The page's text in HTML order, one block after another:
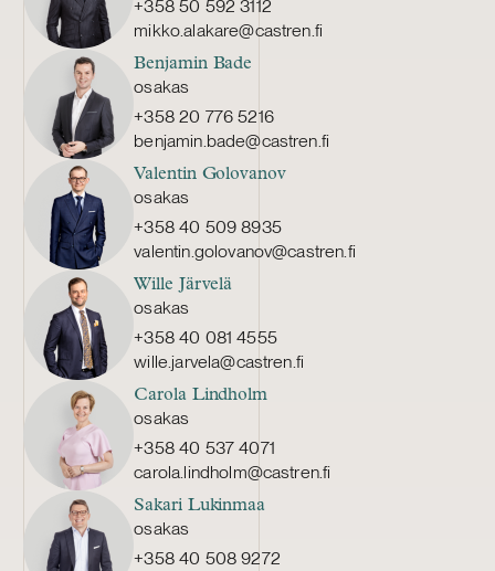
+358 50 592 3112
mikko.alakare@castren.fi
Benjamin Bade
osakas
+358 20 776 5216
benjamin.bade@castren.fi
Valentin Golovanov
osakas
+358 40 509 8935
valentin.golovanov@castren.fi
Wille Järvelä
osakas
+358 40 081 4555
wille.jarvela@castren.fi
Carola Lindholm
osakas
+358 40 537 4071
carola.lindholm@castren.fi
Sakari Lukinmaa
osakas
+358 40 508 9272